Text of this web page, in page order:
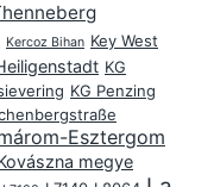
Kercoz Bihan Key West
KG
KG Penzing
Esztergom
megye